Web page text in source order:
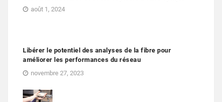
août 1, 2024
Libérer le potentiel des analyses de la fibre pour
améliorer les performances du réseau
novembre 27, 2023